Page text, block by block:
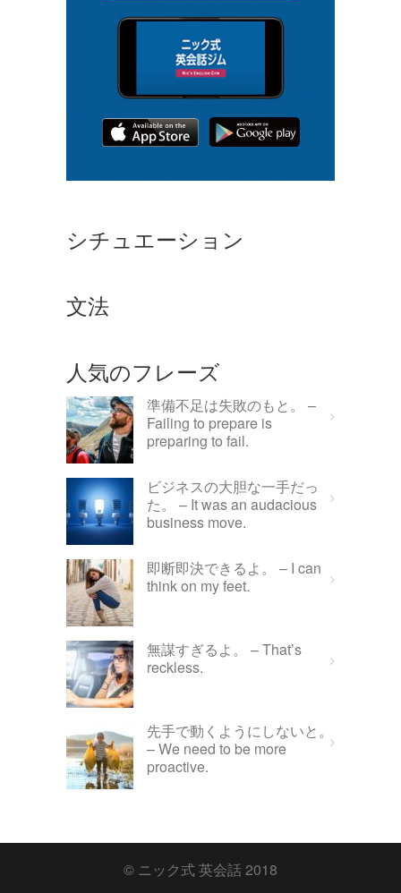
シチュエーション
文法
人気のフレーズ
準備不足は失敗のもと。 –
Failing to prepare is
preparing to fail.
ビジネスの大胆な一手だっ
た。 – It was an audacious
business move.
即断即決できるよ。 – I can
think on my feet.
無謀すぎるよ。 – That’s
reckless.
先手で動くようにしないと。
– We need to be more
proactive.
© ニック式 英会話 2018